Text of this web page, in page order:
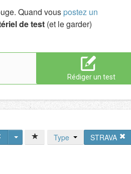
Quand vous postez un
de test (et le garder)
Rédiger un test
STRAVA
Type